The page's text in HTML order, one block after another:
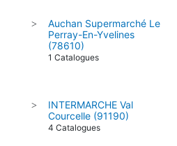
>
Auchan Supermarché Le
Perray-En-Yvelines
(78610)
1 Catalogues
>
INTERMARCHE Val
Courcelle (91190)
4 Catalogues